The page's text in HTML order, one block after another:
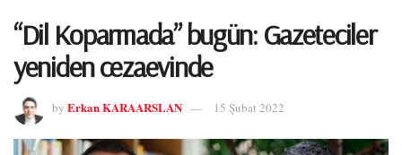
“Dil Koparmada” bugün: Gazeteciler
yeniden cezaevinde
by Erkan KARAARSLAN 15 Şubat 2022